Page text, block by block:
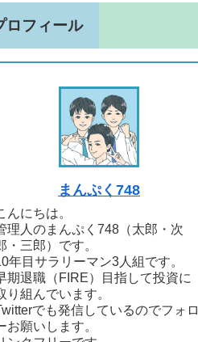
ロフィール
まんぷく748
んにちは。
理人のまんぷく748（太郎・次
・三郎）です。
年目サラリーマン3人組です。
期退職（FIRE）目指して投資に
り組んでいます。
でも発信しているのでフォロ
お願いします。